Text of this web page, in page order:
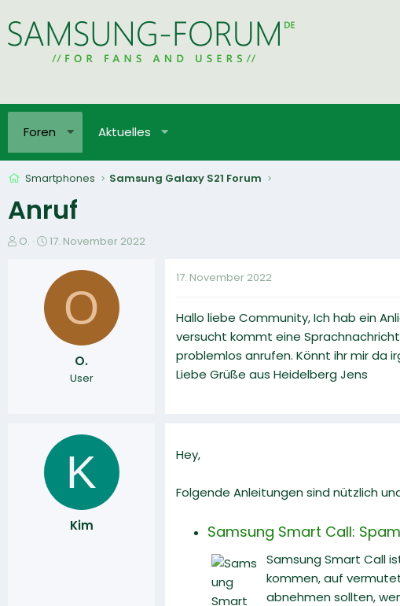
Foren Aktuelles
Smartphones Samsung Galaxy S21 Forum
Anruf
E
O.
E
t
l
17. November 2022
O
O.
User
17. November 2022
Hallo liebe Community, Ich hab ein
versucht kommt eine
problemlos anrufen. Könnt ihr mir da
Liebe Grüße aus Heidelberg Jens
K
Kim
Hey,
Folgende Anleitungen sind nützlich
Samsung Smart Call:
Samsung Smart Call
kommen, auf
abnehmen sollten,